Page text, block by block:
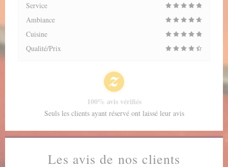
Les avis de nos clients
Service
Ambiance
Cuisine
Qualité/Prix
100% avis vérifiés
Seuls les clients ayant réservé ont laissé leur avis